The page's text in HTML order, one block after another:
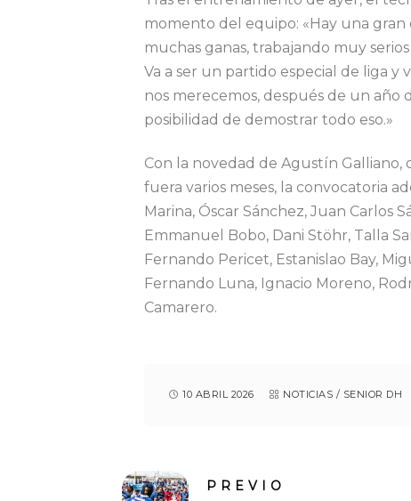
momento del equipo: «Hay una
muchas ganas, trabajando muy
Va a ser un partido especial de liga y
nos merecemos, después de un año
posibilidad de demostrar todo eso.»
Con la novedad de Agustín
fuera varios meses, la convocatoria
Marina, Óscar Sánchez, Juan Carlos
Emmanuel Bobo, Dani Stöhr, Talla
Fernando Pericet, Estanislao Bay,
Fernando Luna, Ignacio Moreno,
Camarero.
10 ABRIL 2026 NOTICIAS / SENIOR DH
PREVIO